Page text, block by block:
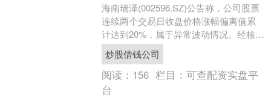
海南瑞泽(002596.SZ)公告称，公司股票
连续两个交易日收盘价格涨幅偏离值累
计达到20%，属于异常波动情况。经核
实，公司前期披露的信息无需要更正补
充，近期公....
炒股借钱公司
阅读： 156 栏目：可查配资实盘平
台